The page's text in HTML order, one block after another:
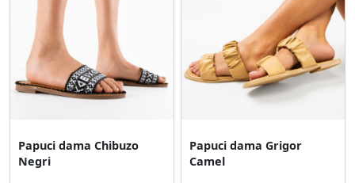
Papuci dama Chibuzo
Negri
Papuci dama Grigor
Camel